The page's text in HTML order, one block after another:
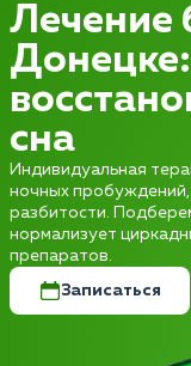
Лечение
сна
Индивидуальная
ночных пробуждений,
разбитости.
нормализует
препаратов.
Записаться